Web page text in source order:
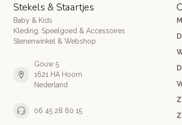
Stekels & Staartjes
Baby & Kids
Kleding, Speelgoed & Accessoires
Stenenwinkel & Webshop
Gouw 5
1621 HA Hoorn
Nederland
06 45 28 60 15